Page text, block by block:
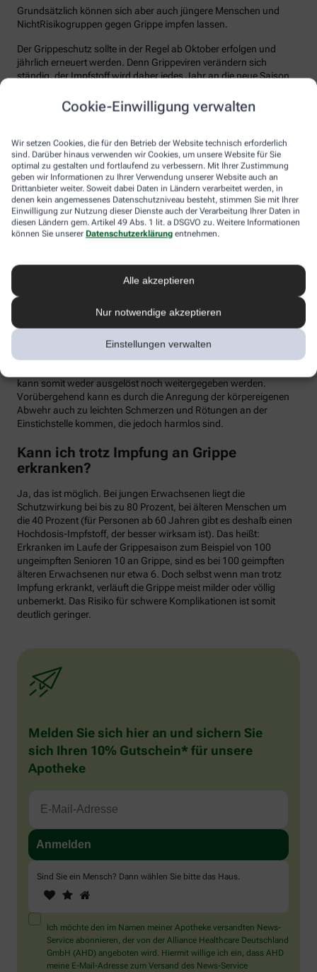
Cookie-Einwilligung verwalten
Wir setzen Cookies, die für den Betrieb der Website technisch erforderlich
sind. Darüber hinaus verwenden wir Cookies, um unsere Website für Sie
optimal zu gestalten und fortlaufend zu verbessern. Mit Ihrer Zustimmung
geben wir Informationen zu Ihrer Verwendung unserer Website auch an
Drittanbieter weiter. Soweit dabei Daten in Ländern verarbeitet werden, in
denen kein angemessenes Datenschutzniveau besteht, stimmen Sie mit Ihrer
Einwilligung zur Nutzung dieser Dienste auch der Verarbeitung Ihrer Daten in
diesen Ländern gem. Artikel 49 Abs. 1 lit. a DSGVO zu. Weitere Informationen
können Sie unserer Datenschutzerklärung entnehmen.
Alle akzeptieren
Nur notwendige akzeptieren
Einstellungen verwalten
Grundsätzlich können sich aber auch jüngere Menschen und
NichtRisikogruppen gegen Grippe impfen lassen.
Der Grippeschutz sollte in der Regel ab Oktober erfolgen und
jährlich erneuert werden. Denn Grippeviren verändern sich
ständig, der Impfstoff wird daher jedes Jahr an die neue Saison
der Körper einen ausreichenden Schutz vor einer Ansteckung
aufgebaut hat. Auch eine spätere Impfung zu Beginn des Jahres
Wie sicher ist der Impfstoff?
Jeder Grippeimpfstoff, der in Deutschland verwendet wird, muss
ein streng reguliertes Zulassungsverfahren durchlaufen. Hierbei
muss die Qualität, Wirksamkeit und Verträglichkeit in
wissenschaftlichen Studien nachgewiesen werden. Die Freigabe
erfolgt nach weiteren Prüfungen schließlich durch das Paul-
der Freigabe stetig weiter beobachtet.
Die Grippeimpfung ist in aller Regel gut verträglich. In den ersten
Frösteln oder Kopf- und Gliederschmerzen auftreten, die aber
meist binnen weniger Tage wieder abklingen. Mit einer Grippe
haben die Symptome allerdings nichts zu tun. Denn üblicherweise
kann somit weder ausgelöst noch weitergegeben werden.
Vorübergehend kann es durch die Anregung der körpereigenen
Abwehr auch zu leichten Schmerzen und Rötungen an der
Einstichstelle kommen, die jedoch harmlos sind.
Kann ich trotz Impfung an Grippe
erkranken?
Ja, das ist möglich. Bei jungen Erwachsenen liegt die
Schutzwirkung bei bis zu 80 Prozent, bei älteren Menschen um
die 40 Prozent (für Personen ab 60 Jahren gibt es deshalb einen
Hochdosis-Impfstoff, der besser wirksam ist). Das heißt:
Erkranken im Laufe der Grippesaison zum Beispiel von 100
ungeimpften Senioren 10 an Grippe, sind es bei 100 geimpften
älteren Erwachsenen nur etwa 6. Doch selbst wenn man trotz
Impfung erkrankt, verläuft die Grippe meist milder oder völlig
unbemerkt. Das Risiko für schwere Komplikationen ist somit
deutlich geringer.
Melden Sie sich hier an und sichern Sie
sich Ihren 10% Gutschein* für unsere
Apotheke
Sind Sie ein Mensch? Dann wählen Sie bitte das Haus.
Sind
Sie
ein
Mensch?
Dann
wählen
Sie
1 2
Ich möchte den im Namen meiner Apotheke versandten News-
Service abonnieren, der von der Alliance Healthcare Deutschland
GmbH (AHD) angeboten wird. Hiermit willige ich ein, dass AHD
meine E-Mail-Adresse zum Versand des News-Service